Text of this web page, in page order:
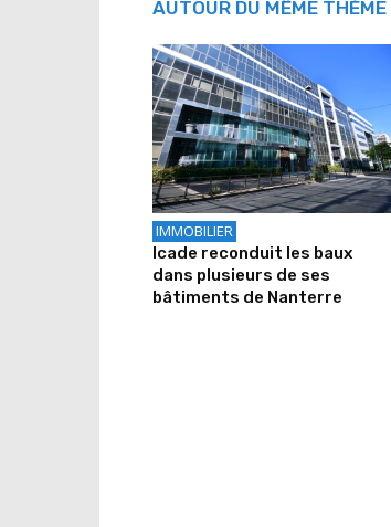
AUTOUR DU MÊME THÈME
IMMOBILIER
Icade reconduit les baux
dans plusieurs de ses
bâtiments de Nanterre